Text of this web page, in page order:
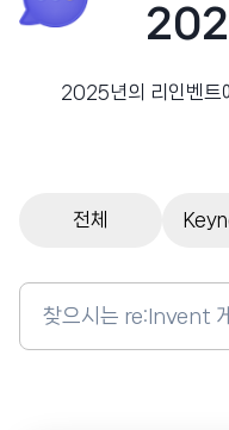
2025년의 리인벤트
전체
Search